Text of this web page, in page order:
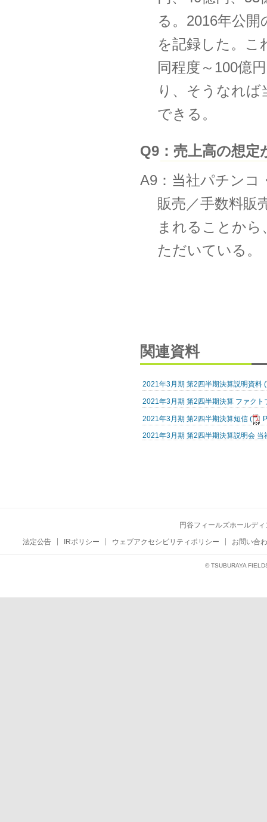
る。2016年公
を記録した。こ
同程度～100億
り、そうなれ
できる。
Q9：売上高の想
A9：当社パチンコ
販売／⼿数料販
まれることか
ただいている。
関連資料
2021年3月期 第2四半期決算説明資料 (
2021年3月期 第2四半期決算 ファクト
2021年3月期 第2四半期決算短信 (
2021年3月期 第2四半期決算説明会 当
円谷フィールズホールデ
法定公告
IRポリシー ウェブアクセシビリティポリシー お問い合
© TSUBURAYA